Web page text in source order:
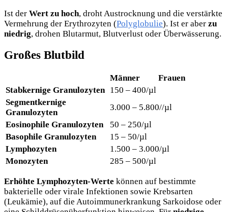
Ist der Wert zu hoch, droht Austrocknung und die verstärkte
Vermehrung der Erythrozyten (Polyglobulie). Ist er aber zu
niedrig, drohen Blutarmut, Blutverlust oder Überwässerung.
Großes Blutbild
Männer
Frauen
Stabkernige Granulozyten 150 – 400/µl
Segmentkernige
Granulozyten
3.000 – 5.800//µl
Eosinophile Granulozyten
50 – 250/µl
Basophile Granulozyten
15 – 50/µl
Lymphozyten
1.500 – 3.000/µl
Monozyten
285 – 500/µl
Erhöhte Lymphozyten-Werte können auf bestimmte
bakterielle oder virale Infektionen sowie Krebsarten
(Leukämie), auf die Autoimmunerkrankung Sarkoidose oder